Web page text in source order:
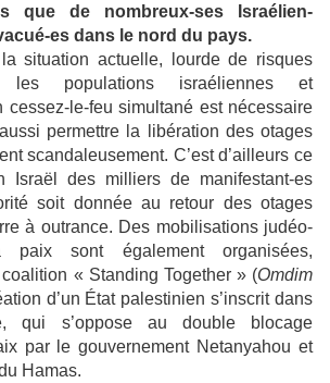
que de nombreux-ses Israélien-
é-es dans le nord du pays.
situation actuelle, lourde de risques
les populations israéliennes et
cessez-le-feu simultané est nécessaire
permettre la libération des otages
scandaleusement. C’est d’ailleurs ce
Israël des milliers de manifestant-es
soit donnée au retour des otages
à outrance. Des mobilisations judéo-
sont également organisées,
« Standing Together » (Omdim
d’un État palestinien s’inscrit dans
qui s’oppose au double blocage
par le gouvernement Netanyahou et
Hamas.